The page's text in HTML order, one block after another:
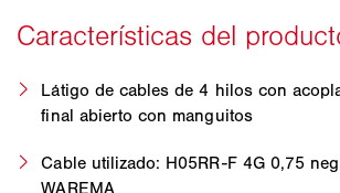
Látigo de cables de 4 hilos con
final abierto con manguitos
Cable utilizado: H05RR-F 4G 0,75
WAREMA